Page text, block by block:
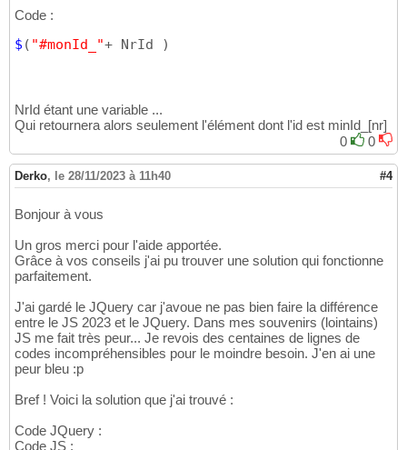
Code :
$ ( "#monId_"+ NrId )
NrId étant une variable ...
Qui retournera alors seulement l'élément dont l'id est minId_[nr]
0
0
Derko, le 28/11/2023 à 11h40 #4
Bonjour à vous
Un gros merci pour l'aide apportée.
Grâce à vos conseils j'ai pu trouver une solution qui fonctionne
parfaitement.
J'ai gardé le JQuery car j'avoue ne pas bien faire la différence
entre le JS 2023 et le JQuery. Dans mes souvenirs (lointains)
JS me fait très peur... Je revois des centaines de lignes de
codes incompréhensibles pour le moindre besoin. J'en ai une
peur bleu :p
Bref ! Voici la solution que j'ai trouvé :
Code JQuery :
Code JS :